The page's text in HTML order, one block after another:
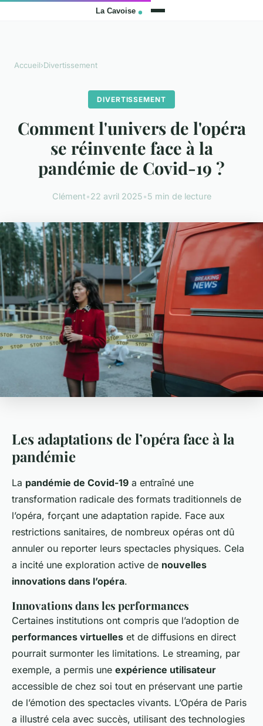
Accueil›Divertissement
DIVERTISSEMENT
Comment l'univers de l'opéra
se réinvente face à la
pandémie de Covid-19 ?
Clément•22 avril 2025•5 min de lecture
Les adaptations de l’opéra face à la
pandémie
La pandémie de Covid-19 a entraîné une
transformation radicale des formats traditionnels de
l’opéra, forçant une adaptation rapide. Face aux
restrictions sanitaires, de nombreux opéras ont dû
annuler ou reporter leurs spectacles physiques. Cela
a incité une exploration active de nouvelles
innovations dans l’opéra.
Innovations dans les performances
Certaines institutions ont compris que l’adoption de
performances virtuelles et de diffusions en direct
pourrait surmonter les limitations. Le streaming, par
exemple, a permis une expérience utilisateur
accessible de chez soi tout en préservant une partie
de l’émotion des spectacles vivants. L’Opéra de Paris
a illustré cela avec succès, utilisant des technologies